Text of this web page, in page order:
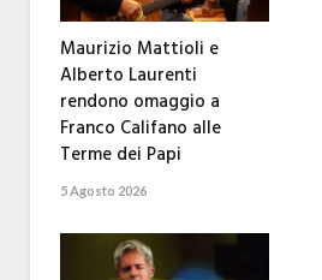
Maurizio Mattioli e
Alberto Laurenti
rendono omaggio a
Franco Califano alle
Terme dei Papi
5 Agosto 2026